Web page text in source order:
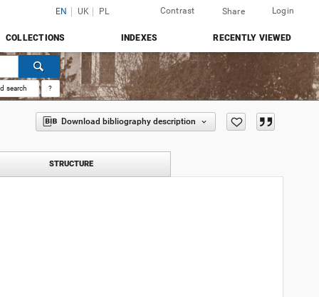
EN UK PL Contrast Share Login
COLLECTIONS INDEXES RECENTLY VIEWED
search ?
Download bibliography description
STRUCTURE